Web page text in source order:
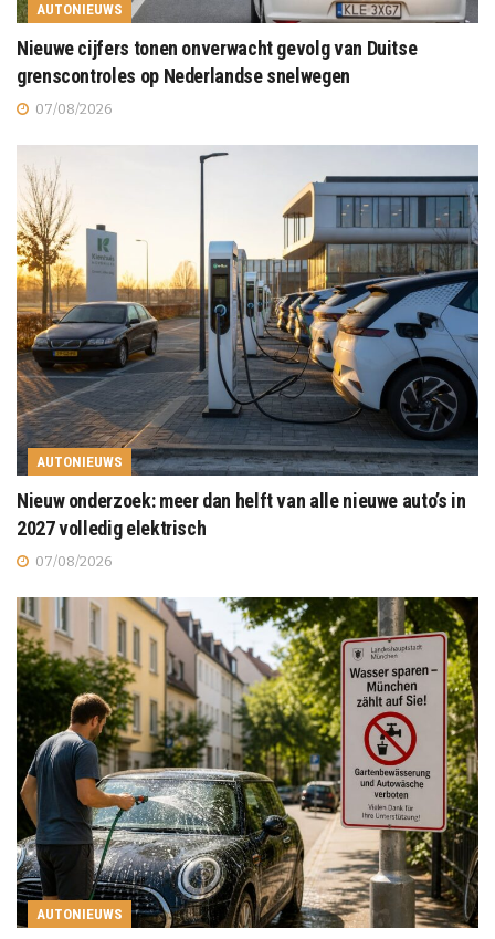
AUTONIEUWS
Nieuwe cijfers tonen onverwacht gevolg van Duitse
grenscontroles op Nederlandse snelwegen
07/08/2026
AUTONIEUWS
Nieuw onderzoek: meer dan helft van alle nieuwe auto’s in
2027 volledig elektrisch
07/08/2026
AUTONIEUWS